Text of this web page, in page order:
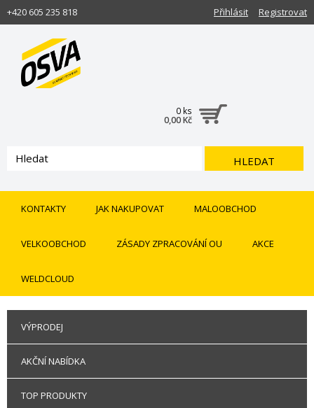
+420 605 235 818 Registrovat
Přihlásit
0 ks
0,00 Kč
HLEDAT
KONTAKTY JAK NAKUPOVAT MALOOBCHOD
VELKOOBCHOD ZÁSADY ZPRACOVÁNÍ OU AKCE
WELDCLOUD
VÝPRODEJ
AKČNÍ NABÍDKA
TOP PRODUKTY